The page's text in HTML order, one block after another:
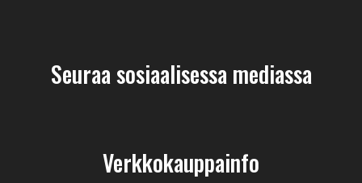
Seuraa sosiaalisessa mediassa
Verkkokauppainfo